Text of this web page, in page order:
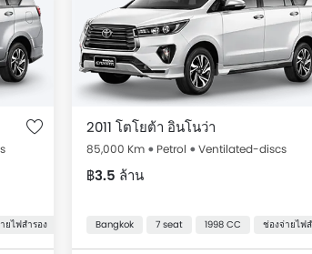
รายการราคา เริ่มต้นที่ ฿9,363 สำหรับรุ่น
ราคาเริ่มต้นที่ ฿9,363
ยไฟสำรอง ระบบปรับอากาศอัตโนมัติ เบาะหนัง ระบบเครื่องเสีย
2011 โตโยต้า อินโนว่า
85,000 Km Petrol Ventilated-discs
฿3.5 ล้าน
Bangkok 7 seat 1998 CC ช่องจ่ายไฟ